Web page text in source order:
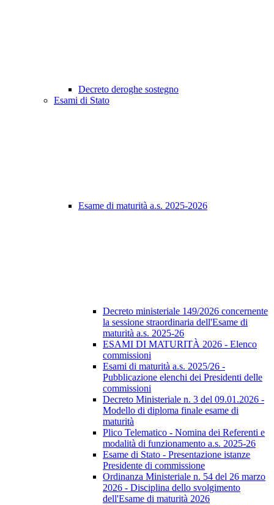
Decreto deroghe sostegno
Esami di Stato
Esame di maturità a.s. 2025-2026
Decreto ministeriale 149/2026 concernente
la sessione straordinaria dell'Esame di
maturità a.s. 2025-26
ESAMI DI MATURITÀ 2026 - Elenco
commissioni
Esami di maturità a.s. 2025/26 -
Pubblicazione elenchi dei Presidenti delle
commissioni
Decreto Ministeriale n. 3 del 09.01.2026 -
Modello di diploma finale esame di
maturità
Plico Telematico - Nomina dei Referenti e
modalità di funzionamento a.s. 2025-26
Esame di Stato - Presentazione istanze
Presidente di commissione
Ordinanza Ministeriale n. 54 del 26 marzo
2026 - Disciplina dello svolgimento
dell'Esame di maturità 2026